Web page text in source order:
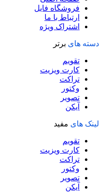
فروشگاه فایل
ارتباط با ما
اشتراک ویژه
دسته های برتر
تقویم
کارت ویزیت
تراکت
وکتور
تصویر
آیکن
لینک های مفید
تقویم
کارت ویزیت
تراکت
وکتور
تصویر
آیکن